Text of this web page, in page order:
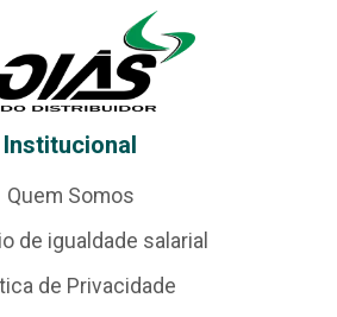
Institucional
Quem Somos
de igualdade salarial
de Privacidade